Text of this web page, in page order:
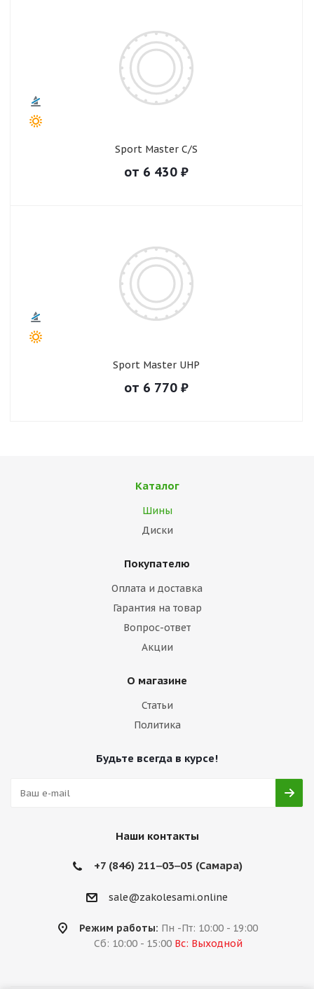
Sport Master C/S
от 6 430 ₽
Sport Master UHP
от 6 770 ₽
Каталог
Шины
Диски
Покупателю
Оплата и доставка
Гарантия на товар
Вопрос-ответ
Акции
О магазине
Статьи
Политика
Будьте всегда в курсе!
Наши контакты
+7 (846) 211‒03‒05 (Самара)
sale@zakolesami.online
Режим работы: Пн -Пт: 10:00 - 19:00
Сб: 10:00 - 15:00 Вс: Выходной